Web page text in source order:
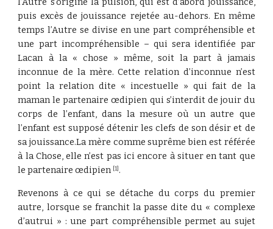
puis excès de jouissance rejetée au-dehors. En même
temps l’Autre se divise en une part compréhensible et
une part incompréhensible – qui sera identifiée par
Lacan à la « chose » même, soit la part à jamais
inconnue de la mère. Cette relation d’inconnue n’est
point la relation dite « incestuelle » qui fait de la
maman le partenaire œdipien qui s’interdit de jouir du
corps de l’enfant, dans la mesure où un autre que
l’enfant est supposé détenir les clefs de son désir et de
sa jouissance.La mère comme suprême bien est référée
à la Chose, elle n’est pas ici encore à situer en tant que
le partenaire œdipien [1] .
Revenons à ce qui se détache du corps du premier
autre, lorsque se franchit la passe dite du « complexe
d’autrui » : une part compréhensible permet au sujet